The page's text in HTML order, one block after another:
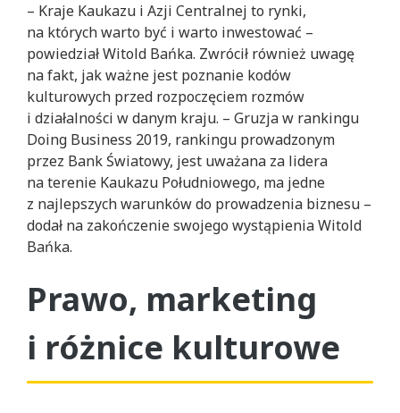
– Kraje Kaukazu i Azji Centralnej to rynki,
na których warto być i warto inwestować –
powiedział Witold Bańka. Zwrócił również uwagę
na fakt, jak ważne jest poznanie kodów
kulturowych przed rozpoczęciem rozmów
i działalności w danym kraju. – Gruzja w rankingu
Doing Business 2019, rankingu prowadzonym
przez Bank Światowy, jest uważana za lidera
na terenie Kaukazu Południowego, ma jedne
z najlepszych warunków do prowadzenia biznesu –
dodał na zakończenie swojego wystąpienia Witold
Bańka.
Prawo, marketing
i różnice kulturowe